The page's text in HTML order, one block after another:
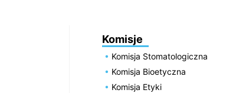
Komisje
Komisja Stomatologiczna
Komisja Bioetyczna
Komisja Etyki